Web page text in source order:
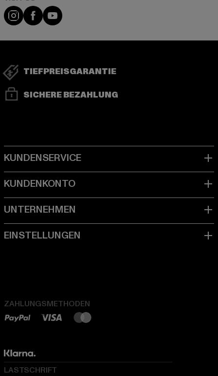
Visit our Instagram page:
Visit our Facebook page:
Visit our YouTube channel:
TIEFPREISGARANTIE
SICHERE BEZAHLUNG
ZAHLUNGSMETHODEN
LASTSCHRIFT